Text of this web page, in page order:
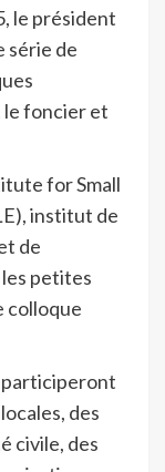
le président
série de
le foncier et
for Small
institut de
de
les petites
colloque
participeront
des
civile, des